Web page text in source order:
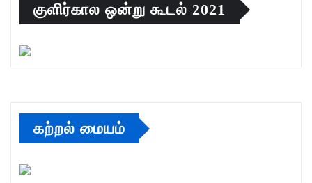
குளிர்கால ஒன்று கூடல் 2021
கற்றல் மையம்